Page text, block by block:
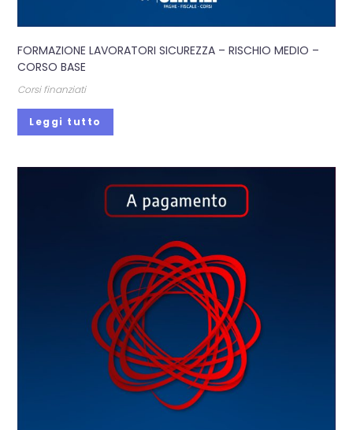
FORMAZIONE LAVORATORI SICUREZZA – RISCHIO MEDIO –
CORSO BASE
Corsi finanziati
Leggi tutto